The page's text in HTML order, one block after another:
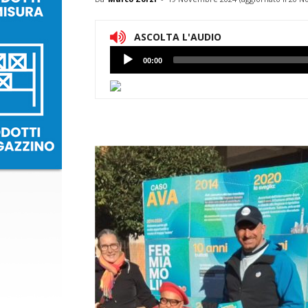
ASCOLTA L'AUDIO
Lettore
Audio
00:00